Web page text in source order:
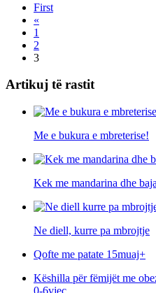
First
«
1
2
3
Artikuj të rastit
Me e bukura e mbreterise!
Kek me mandarina dhe
Ne diell, kurre pa mbrojtje
Qofte me patate 15muaj+
Këshilla për fëmijët me